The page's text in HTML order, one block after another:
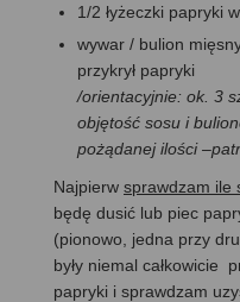
1/2 łyżeczki papryki
wywar / bulion
przykrył papryki
/orientacyjnie: ok. 3
objętość sosu i
pożądanej ilości
Najpierw sprawdzam ile
będę dusić lub piec
(pionowo, jedna przy
były niemal całkowicie
papryki i sprawdzam